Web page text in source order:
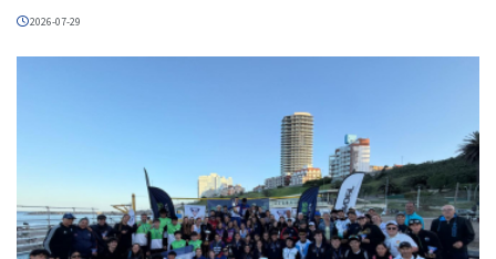
2026-07-29